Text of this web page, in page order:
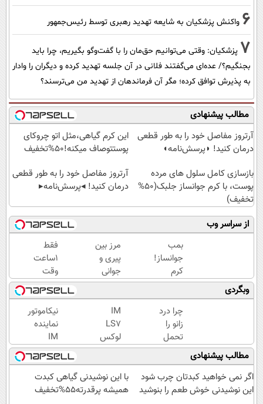
6 واکنش پزشکیان به شایعه تهدید رهبری توسط رئیس‌جمهور
7 پزشکیان: وقتی می‌توانیم حق‌مان را با گفت‌وگو بگیریم، چرا باید
بجنگیم؟/ عده‌ای می‌گفتند فلانی در آن جلسه تهدید کرده و دیگران را وادار
به پذیرش توافق کرده؛ مگر آن فرماندهان از تهدید من می‌ترسند؟
مطالب پیشنهادی
آرتروز مفاصل خود را به طور قطعی
درمان کنید! ◗پرسش‌نامه◖
این کرم گیاهی،مثل اتو چروکای
پوستتوصاف میکنه!50%تخفیف
بازسازی کامل سلول های مرده
پوست، با کرم جوانساز جلبک(50%
تخفیف)
آرتروز مفاصل خود را به طور قطعی
درمان کنید! ◂پرسش‌نامه▸
از سراسر وب
بمب
جوانساز!
کرم
بوتاکس
جلبک
اسپیرولینا50%تخفیف
مرز بین
پیری و
جوانی
پوستت
کرم
ضدچروک
جلبکه!40%تخفیف
فقط
1ساعت
وقت
داری
کرم
جوانساز
جلبک
رو
با40%تخفیف
بخری!
وبگردی
چرا درد
زانو را
تحمل
می‌کنی؟
خیلی
ساده
درمنزل
IM
LS7
لوکس
ترین
شاسی
بلند
برقی
نیکاموتور
نماینده
IM
Motor و
Lynk&Co
در ایران
مطالب پیشنهادی
اگر نمی خواهید کبدتان چرب شود
این نوشیدنی خوش طعم را بنوشید
با این نوشیدنی گیاهی کبدت
همیشه پرقدرته55%تخفیف